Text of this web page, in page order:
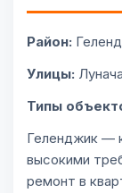
Район:
Улицы:
Типы
Геленджик —
высокими
ремонт в